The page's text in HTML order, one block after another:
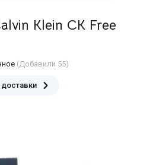
Klein CK Free
(Добавили 55)